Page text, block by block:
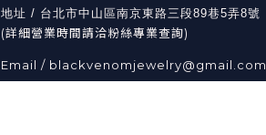
地址 / 台北市中山區南京東路三段89巷5弄8號
(詳細營業時間請洽粉絲專業查詢)
Email / blackvenomjewelry@gmail.com